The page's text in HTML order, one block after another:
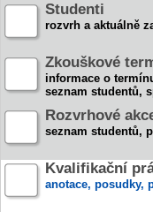
Studenti
rozvrh a aktuálně
Zkouškové
informace o
seznam studentů,
Rozvrhové
seznam studentů,
Kvalifikační
anotace, posudky,